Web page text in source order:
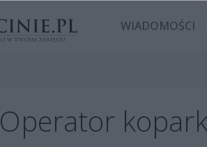
WIADOMOŚCI
Operator